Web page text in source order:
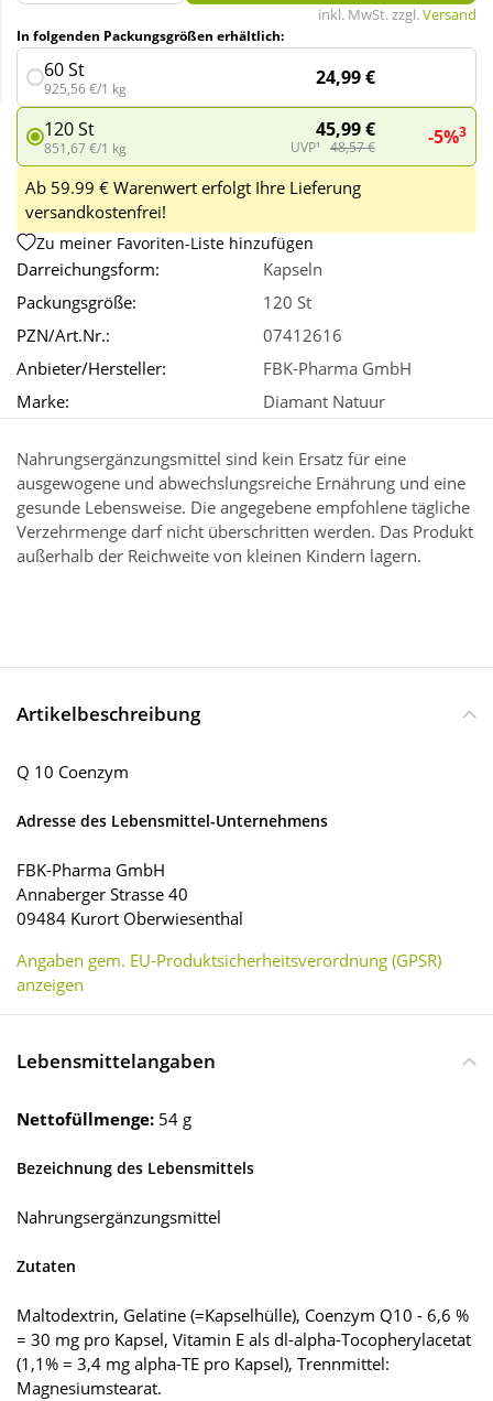
Wellness
inkl. MwSt. zzgl.Versand
In folgenden Packungsgrößen erhältlich:
60 St
925,56 €/1 kg 24,99 €
120 St
851,67 €/1 kg
45,99 €
UVP¹ 48,57 € -5%3
Ab 59.99 € Warenwert erfolgt Ihre Lieferung
versandkostenfrei!
Zu meiner Favoriten-Liste hinzufügen
Darreichungsform:
Kapseln
Packungsgröße:
120 St
PZN/Art.Nr.:
07412616
Anbieter/Hersteller:
FBK-Pharma GmbH
Marke:
Diamant Natuur
Nahrungsergänzungsmittel sind kein Ersatz für eine
ausgewogene und abwechslungsreiche Ernährung und eine
gesunde Lebensweise. Die angegebene empfohlene tägliche
Verzehrmenge darf nicht überschritten werden. Das Produkt
außerhalb der Reichweite von kleinen Kindern lagern.
Artikelbeschreibung
Q 10 Coenzym
Adresse des Lebensmittel-Unternehmens
FBK-Pharma GmbH
Annaberger Strasse 40
09484 Kurort Oberwiesenthal
Angaben gem. EU-Produktsicherheitsverordnung (GPSR)
anzeigen
Lebensmittelangaben
Nettofüllmenge: 54 g
Bezeichnung des Lebensmittels
Nahrungsergänzungsmittel
Zutaten
Maltodextrin, Gelatine (=Kapselhülle), Coenzym Q10 - 6,6 %
= 30 mg pro Kapsel, Vitamin E als dl-alpha-Tocopherylacetat
(1,1% = 3,4 mg alpha-TE pro Kapsel), Trennmittel:
Magnesiumstearat.